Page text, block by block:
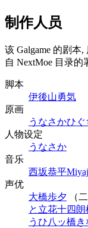
制作人员
该 Galgame 的剧本
自 NextMoe 目录的
脚本
伊後山勇気
原画
うなさかひぐ
人物设定
うなさか
音乐
西坂恭平
声优
大橋歩夕 （
と 立花十四朗
うひ八ッ橋き